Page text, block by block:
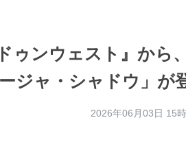
ゥンウェスト』から
ジャ・シャドウ」が
2026年06月03日 15